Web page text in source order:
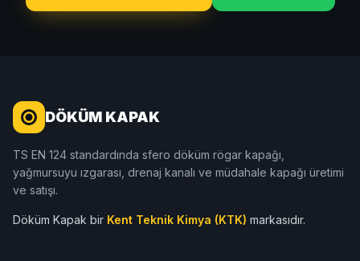
DÖKÜM KAPAK
TS EN 124 standardında sfero döküm rögar kapağı,
yağmursuyu ızgarası, drenaj kanalı ve müdahale kapağı üretimi
ve satışı.
Döküm Kapak bir Kent Teknik Kimya (KTK) markasıdır.